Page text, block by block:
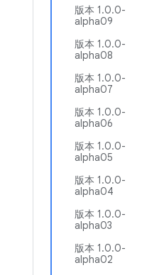
版本 1.0.0-
alpha09
版本 1.0.0-
alpha08
版本 1.0.0-
alpha07
版本 1.0.0-
alpha06
版本 1.0.0-
alpha05
版本 1.0.0-
alpha04
版本 1.0.0-
alpha03
版本 1.0.0-
alpha02